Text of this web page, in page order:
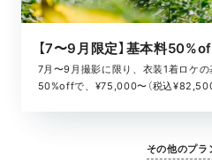
7月〜9月撮影に限り、衣装1着ロケの
50%offで、¥75,000〜（税込¥82,500
その他のプラ